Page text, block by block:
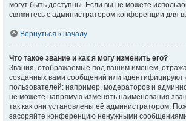
могут быть доступны. Если вы не можете
свяжитесь с администратором конференции для
Вернуться к началу
Что такое звание и как я могу изменить его?
Звания, отображаемые под вашим именем,
созданных вами сообщений или
пользователей: например, модераторов и
не можете напрямую изменять наименования
так как они установлены её администратором.
засоряйте конференцию ненужными сообщениями